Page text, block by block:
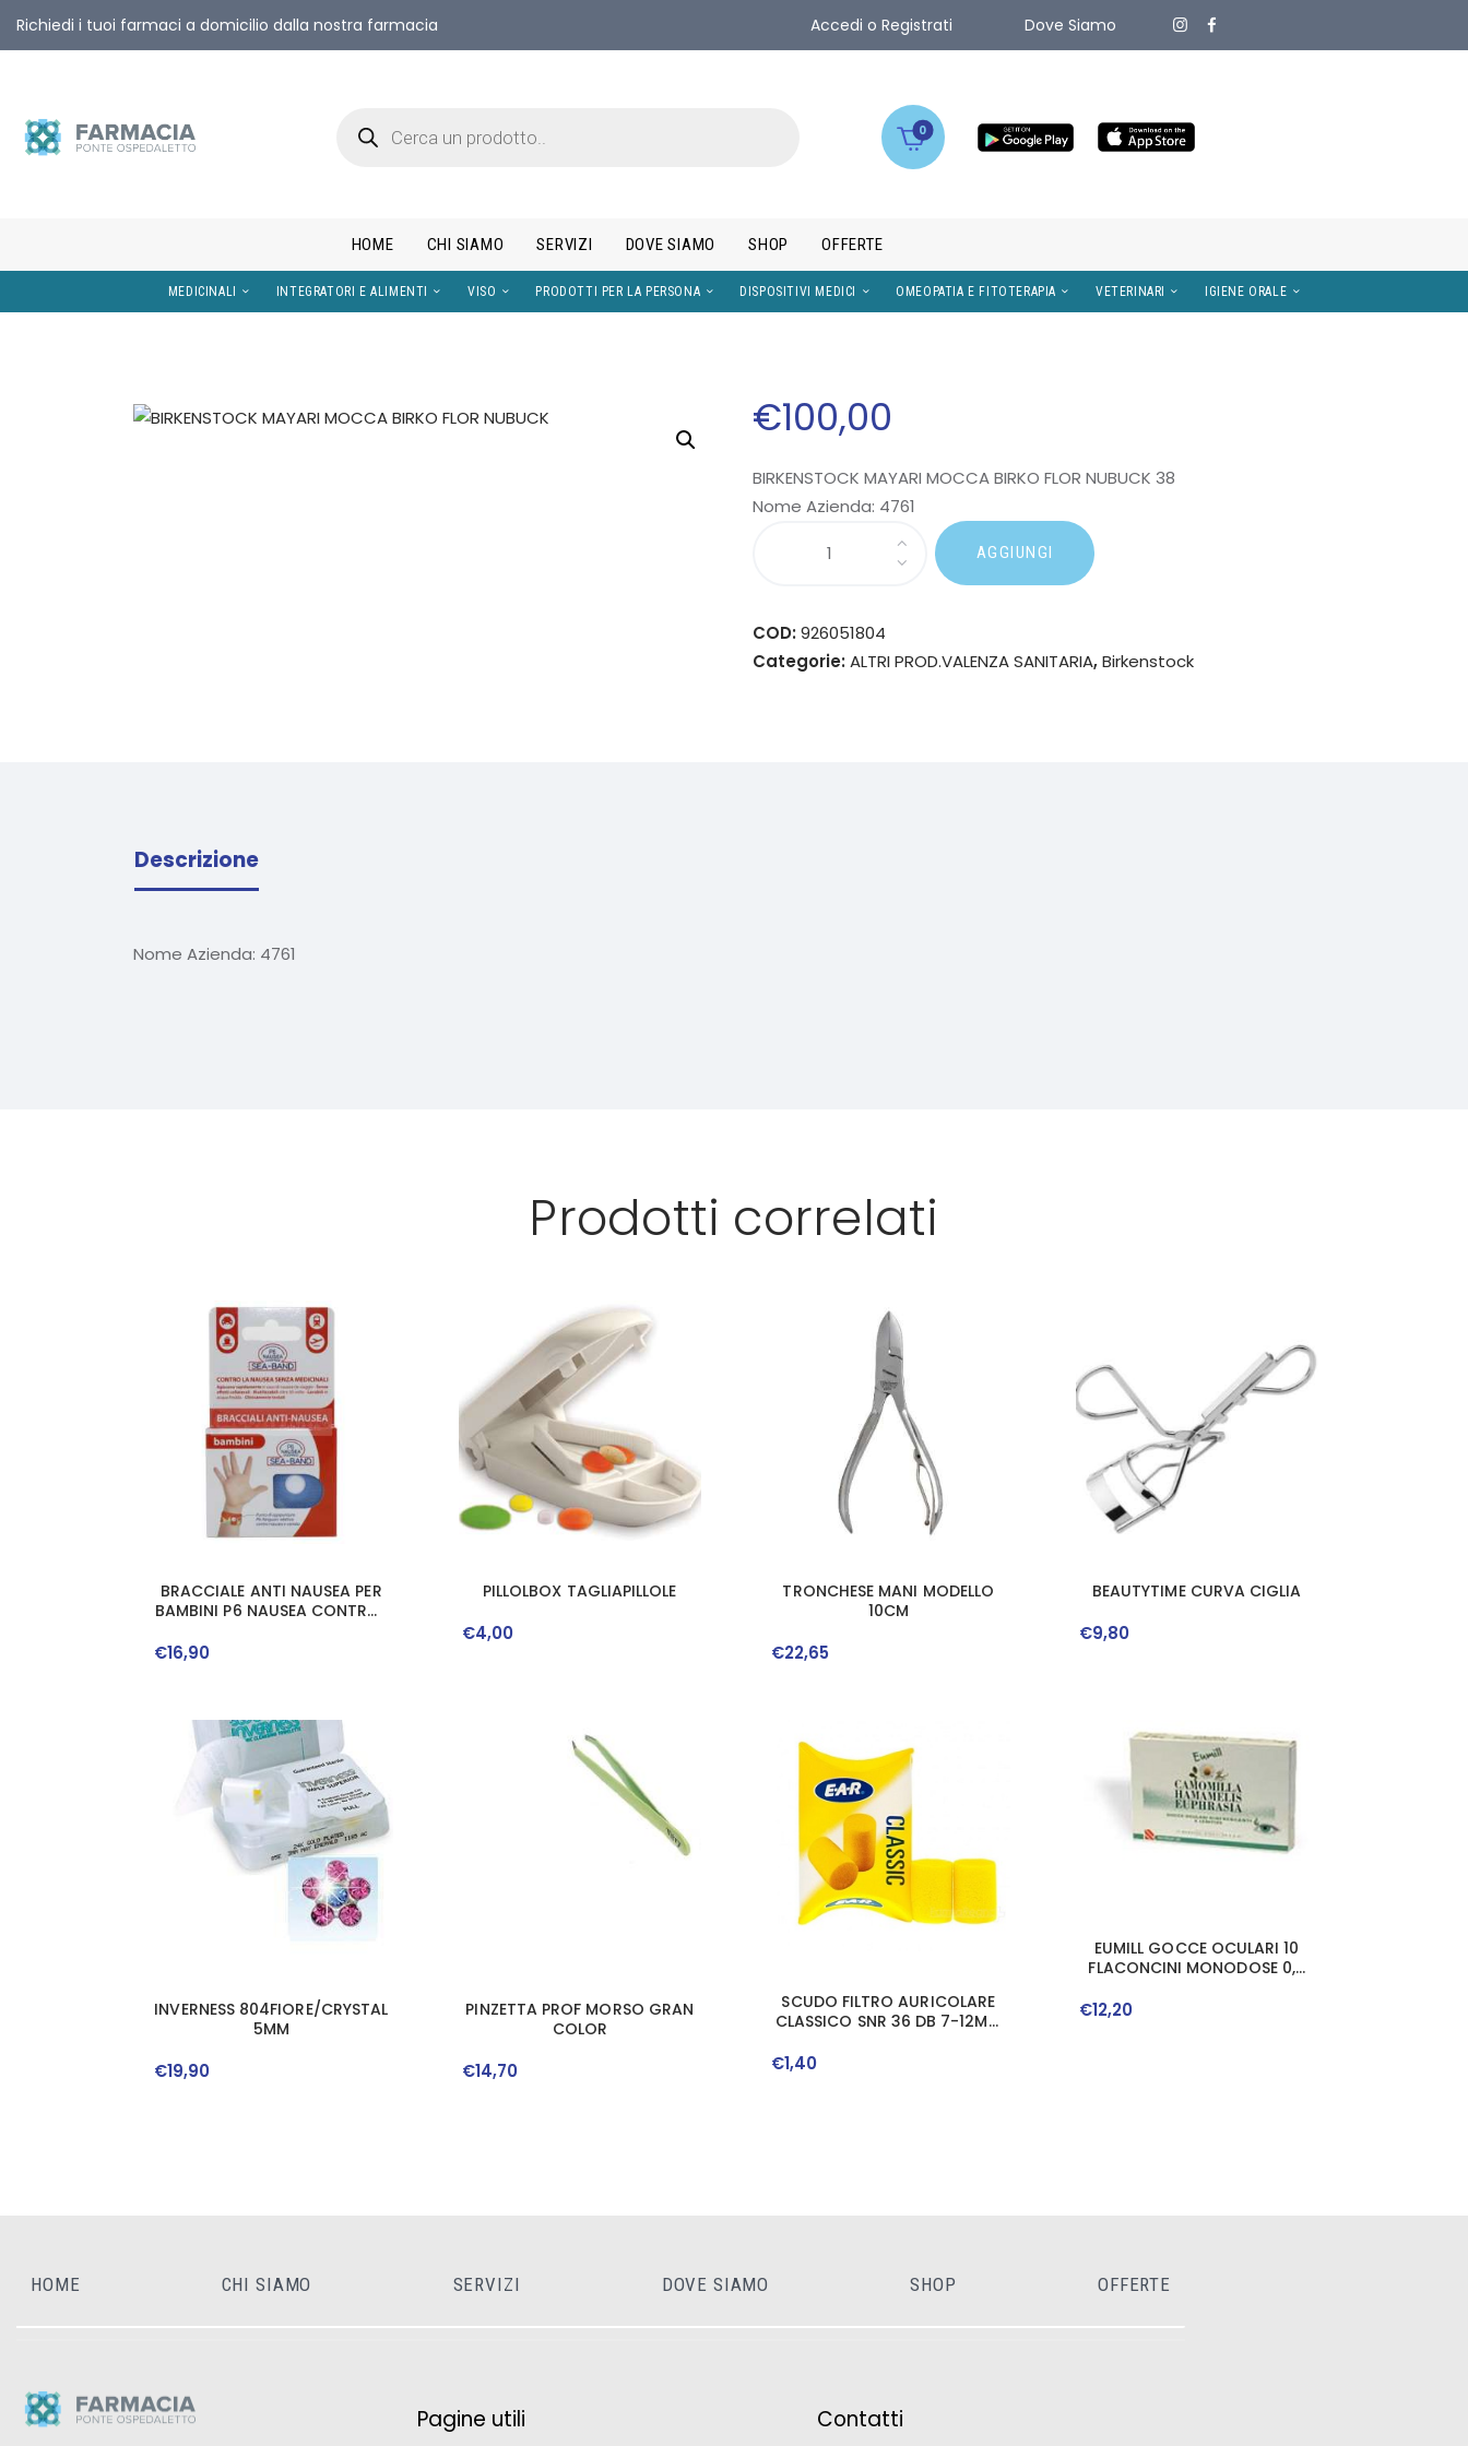
Richiedi i tuoi farmaci a domicilio dalla nostra farmacia Accedi o Registrati Dove Siamo
0
HOME CHI SIAMO SERVIZI DOVE SIAMO SHOP OFFERTE
€100,00
BIRKENSTOCK MAYARI MOCCA BIRKO FLOR NUBUCK 38
Nome Azienda: 4761
AGGIUNGI
COD:926051804
Categorie:ALTRI PROD.VALENZA SANITARIA,Birkenstock
Descrizione
Nome Azienda: 4761
Prodotti correlati
BRACCIALE ANTI NAUSEA PER
BAMBINI P6 NAUSEA CONTROL
€16,90
PILLOLBOX TAGLIAPILLOLE
€4,00
TRONCHESE MANI MODELLO
10CM
€22,65
BEAUTYTIME CURVA CIGLIA
€9,80
INVERNESS 804FIORE/CRYSTAL
5MM
€19,90
PINZETTA PROF MORSO GRAN
COLOR
€14,70
SCUDO FILTRO AURICOLARE
CLASSICO SNR 36 DB 7-12MM
€1,40
EUMILL GOCCE OCULARI 10
FLACONCINI MONODOSE 0,5
€12,20
HOME CHI SIAMO SERVIZI DOVE SIAMO SHOP OFFERTE
Pagine utili Contatti